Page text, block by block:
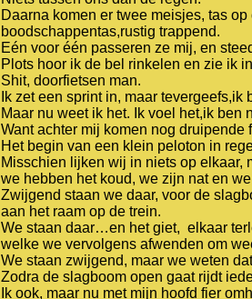
Daarna komen er twee meisjes, tas
boodschappentas,rustig trappend.
Eén voor één passeren ze mij, en
Plots hoor ik de bel rinkelen en zie ik
Shit, doorfietsen man.
Ik zet een sprint in, maar
Maar nu weet ik het. Ik voel het,ik ben
Want achter mij komen nog druipende
Het begin van een klein peloton in
Misschien lijken wij in niets op elkaar,
we hebben het koud, we zijn nat en
Zwijgend staan we daar, voor de
aan het raam op de trein.
We staan daar…en het giet, elkaar
welke we vervolgens afwenden om
We staan zwijgend, maar we weten
Zodra de slagboom open gaat rijdt
Ik ook, maar nu met mijn hoofd fier